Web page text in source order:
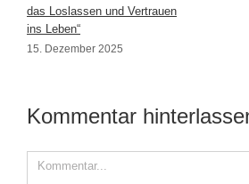
das Loslassen und Vertrauen
ins Leben“
15. Dezember 2025
Kommentar